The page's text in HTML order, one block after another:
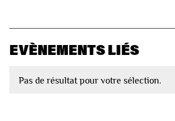
EVÈNEMENTS LIÉS
Pas de résultat pour votre sélection.